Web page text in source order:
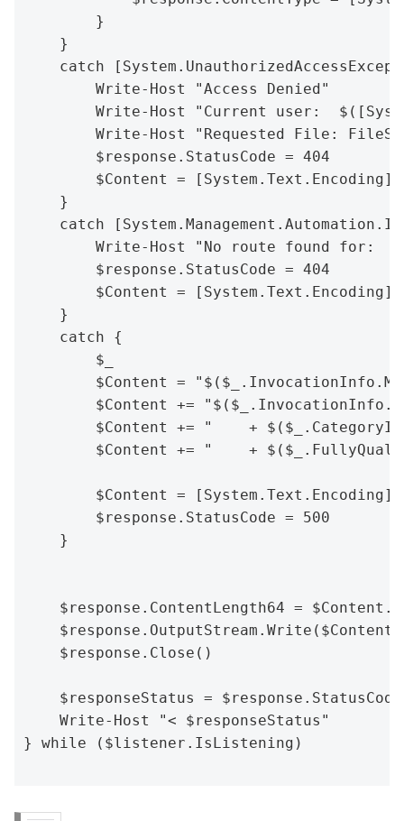
        }
    }
catch
        Write-Host "Access Denied"
Write-Host "Current user:
Write-Host "Requested File:
        $response.StatusCode = 404
$Content =
    }
catch
Write-Host "No route found for:
        $response.StatusCode = 404
$Content =
    }
    catch {
        $_
$Content =
$Content +=
$Content += "    +
$Content += "    +
$Content =
        $response.StatusCode = 500
    }
$response.ContentLength64 =
    $response.Close()
    $responseStatus = $response.StatusCode
    Write-Host "< $responseStatus"
} while ($listener.IsListening)